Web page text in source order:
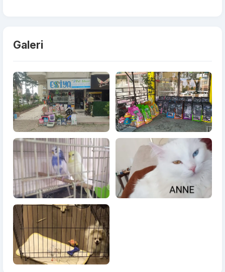
Galeri